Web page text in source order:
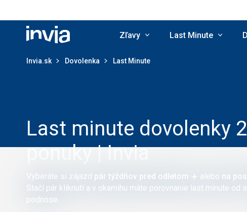
Zľavy Last Minute
Invia.sk Dovolenka Last Minute
Last minute dovolenky
ponuky | Invia
Vyberáte si zájazd pár týždňov pred odletom ✈️ alebo na
Stačí pár kliknutí a v okamihu máte porovnanie last minute od
podnose.